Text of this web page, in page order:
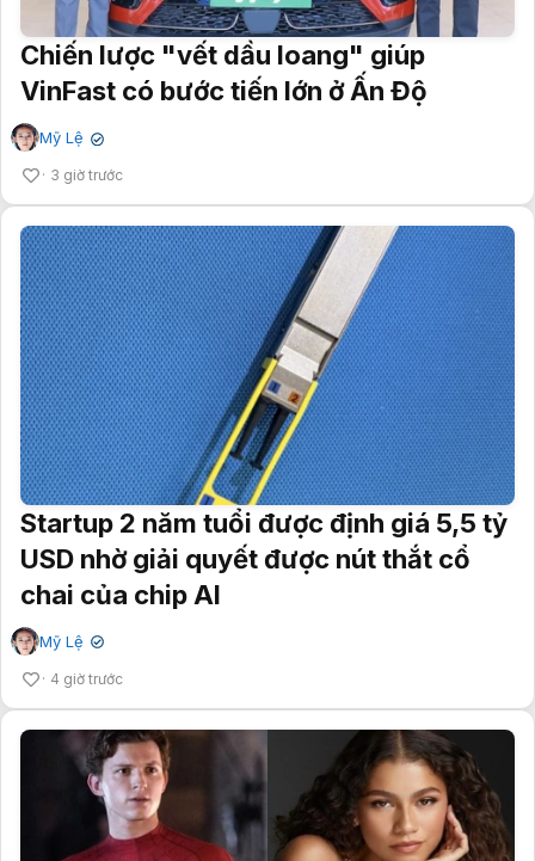
Chiến lược "vết dầu loang" giúp
VinFast có bước tiến lớn ở Ấn Độ
Mỹ Lệ ✔
3 giờ trước
Startup 2 năm tuổi được định giá 5,5 tỷ
USD nhờ giải quyết được nút thắt cổ
chai của chip AI
Mỹ Lệ ✔
4 giờ trước